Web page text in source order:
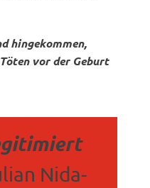
hingekommen,
vor der Geburt
Nida-